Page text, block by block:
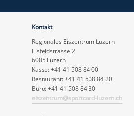
Kontakt
Regionales Eiszentrum Luzern
Eisfeldstrasse 2
6005 Luzern
Kasse: +41 41 508 84 00
Restaurant: +41 41 508 84 20
Büro: +41 41 508 84 30
eiszentrum@sportcard-luzern.ch